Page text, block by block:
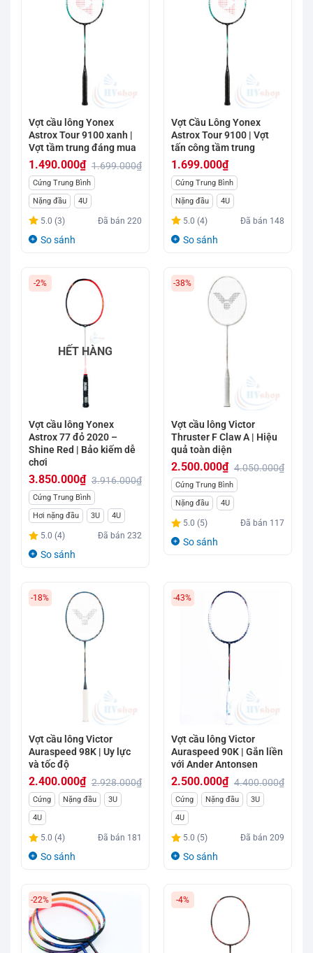
Vợt cầu lông Yonex
Astrox Tour 9100 xanh |
Vợt tầm trung đáng mua
1.699.000₫
Giá
gốc
là:
1.699.000₫.
1.490.000₫
Giá
hiện
tại
là:
Cứng Trung Bình
Nặng đầu
4U
5.0 (3) Đã bán220
So sánh
Vợt Cầu Lông Yonex
Astrox Tour 9100 | Vợt
tấn công tầm trung
1.699.000₫
Cứng Trung Bình
Nặng đầu
4U
5.0 (4) Đã bán 148
So sánh
-2%
HẾT HÀNG
Vợt cầu lông Yonex
Astrox 77 đỏ 2020 –
Shine Red | Bảo kiếm dễ
chơi
3.916.000₫
Giá
gốc
là:
3.916.000₫.
3.850.000₫
Giá
hiện
tại
là:
Cứng Trung Bình
Hơi nặng đầu
3U 4U
5.0 (4) Đã bán232
So sánh
-38%
Vợt cầu lông Victor
Thruster F Claw A | Hiệu
quả toàn diện
4.050.000₫
Giá
gốc
là:
4.050.000₫.
2.500.000₫
Giá
hiện
tại
là:
Cứng Trung Bình
Nặng đầu
4U
5.0 (5) Đã bán 117
So sánh
-18%
Vợt cầu lông Victor
Auraspeed 98K | Uy lực
và tốc độ
2.928.000₫
Giá
gốc
là:
2.928.000₫.
2.400.000₫
Giá
hiện
tại
là:
Cứng Nặng đầu
3U
4U
5.0 (4) Đã bán 181
So sánh
-43%
Vợt cầu lông Victor
Auraspeed 90K | Gắn liền
với Ander Antonsen
4.400.000₫
Giá
gốc
là:
4.400.000₫.
2.500.000₫
Giá
hiện
tại
là:
Cứng Nặng đầu
3U
4U
5.0 (5) Đã bán209
So sánh
-22% -4%